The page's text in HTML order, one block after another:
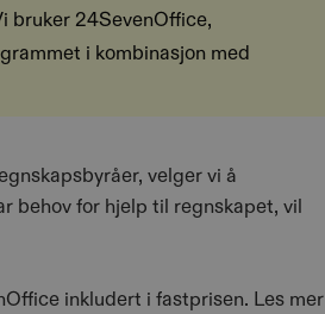
bruker 24SevenOffice,
i kombinasjon med
velger vi å
behov for hjelp til regnskapet, vil
inkludert i fastprisen. Les mer